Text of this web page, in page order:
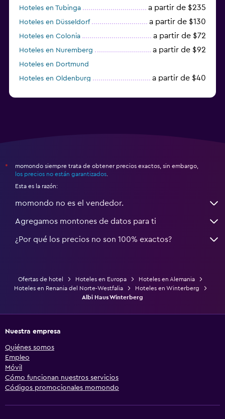
Hoteles en Tubinga a partir de $235
Hoteles en Düsseldorf a partir de $130
Hoteles en Colonia a partir de $72
Hoteles en Nuremberg a partir de $92
Hoteles en Dortmund
Hoteles en Oldenburg
a partir de $40
*
momondo siempre trata de obtener precios exactos, sin embargo,
los precios no están garantizados
Esta es la razón:
momondo no es el vendedor.
Agregamos montones de datos para ti
¿Por qué los precios no son 100% exactos?
Ofertas de hotel Hoteles en Europa
Hoteles en Alemania
Hoteles en Renania del Norte-Westfalia
Hoteles en Winterberg
Albi Haus Winterberg
Nuestra empresa
Quiénes somos
Empleo
Móvil
Cómo funcionan nuestros servicios
Códigos promocionales momondo